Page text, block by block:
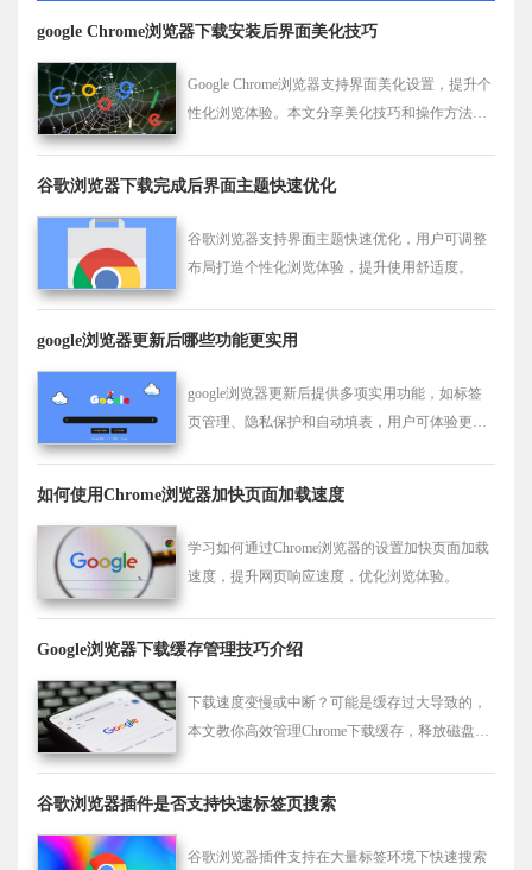
google Chrome浏览器下载安装后界面美化技巧
Google Chrome浏览器支持界面美化设置，提升个
性化浏览体验。本文分享美化技巧和操作方法，
谷歌浏览器下载完成后界面主题快速优化
谷歌浏览器支持界面主题快速优化，用户可调整
布局打造个性化浏览体验，提升使用舒适度。
google浏览器更新后哪些功能更实用
google浏览器更新后提供多项实用功能，如标签
页管理、隐私保护和自动填表，用户可体验更高
如何使用Chrome浏览器加快页面加载速度
学习如何通过Chrome浏览器的设置加快页面加载
速度，提升网页响应速度，优化浏览体验。
Google浏览器下载缓存管理技巧介绍
下载速度变慢或中断？可能是缓存过大导致的，
本文教你高效管理Chrome下载缓存，释放磁盘空
谷歌浏览器插件是否支持快速标签页搜索
谷歌浏览器插件支持在大量标签环境下快速搜索